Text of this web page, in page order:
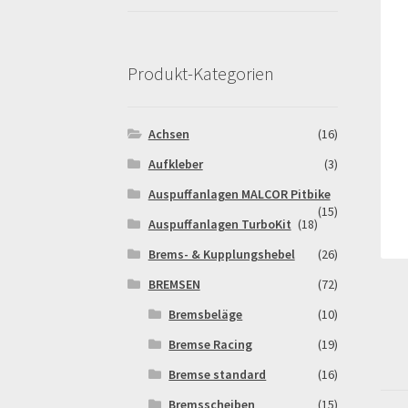
Rennserien-Veranstalter
Produkt-Kategorien
Achsen
(16)
Aufkleber
(3)
Auspuffanlagen MALCOR Pitbike
(15)
Auspuffanlagen TurboKit (18)
Brems- & Kupplungshebel
(26)
BREMSEN
(72)
Bremsbeläge
(10)
Bremse Racing
(19)
Bremse standard
(16)
Bremsscheiben
(15)